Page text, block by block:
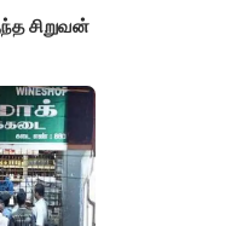
சிறுவன்